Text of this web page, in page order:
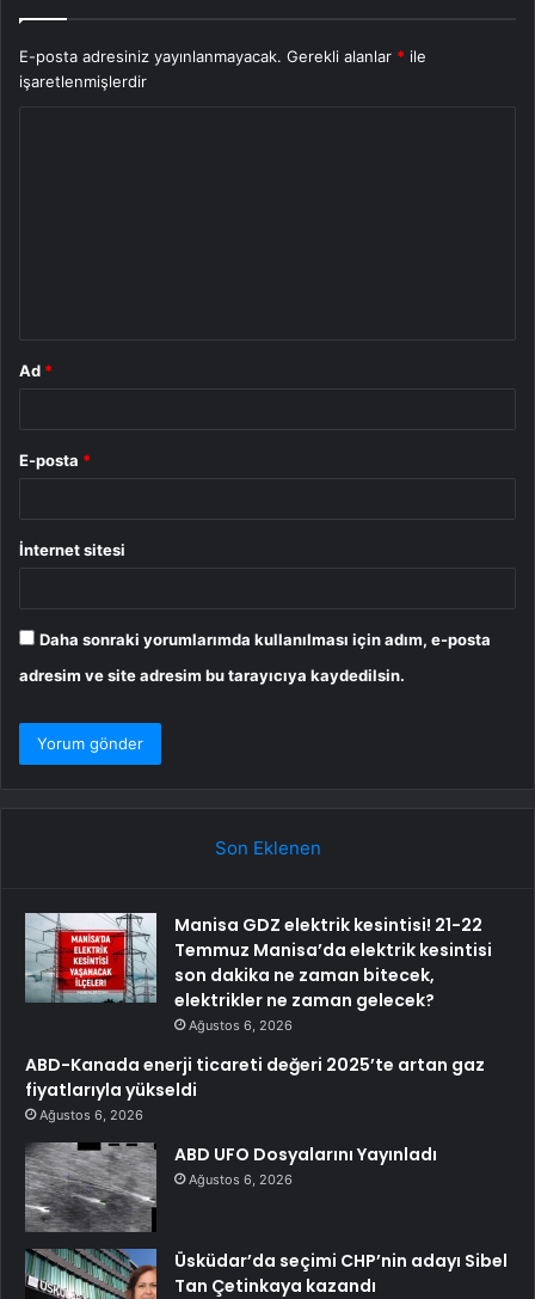
E-posta adresiniz yayınlanmayacak. Gerekli alanlar * ile
işaretlenmişlerdir
Ad *
E-posta *
İnternet sitesi
Daha sonraki yorumlarımda kullanılması için adım, e-posta
adresim ve site adresim bu tarayıcıya kaydedilsin.
Son Eklenen
Manisa GDZ elektrik kesintisi! 21-22
Temmuz Manisa’da elektrik kesintisi
son dakika ne zaman bitecek,
elektrikler ne zaman gelecek?
Ağustos 6, 2026
ABD-Kanada enerji ticareti değeri 2025’te artan gaz
fiyatlarıyla yükseldi
Ağustos 6, 2026
ABD UFO Dosyalarını Yayınladı
Ağustos 6, 2026
Üsküdar’da seçimi CHP’nin adayı Sibel
Tan Çetinkaya kazandı